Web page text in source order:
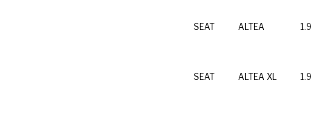
SEAT ALTEA
SEAT ALTEA XL